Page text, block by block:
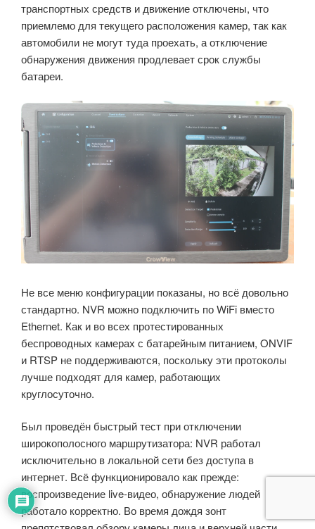
транспортных средств и движение отключены, что
приемлемо для текущего расположения камер, так как
автомобили не могут туда проехать, а отключение
обнаружения движения продлевает срок службы
батареи.
Не все меню конфигурации показаны, но всё довольно
стандартно. NVR можно подключить по WiFi вместо
Ethernet. Как и во всех протестированных
беспроводных камерах с батарейным питанием, ONVIF
и RTSP не поддерживаются, поскольку эти протоколы
лучше подходят для камер, работающих
круглосуточно.
Был проведён быстрый тест при отключении
широкополосного маршрутизатора: NVR работал
исключительно в локальной сети без доступа в
интернет. Всё функционировало как прежде:
воспроизведение live-видео, обнаружение людей
работало корректно. Во время дождя зонт